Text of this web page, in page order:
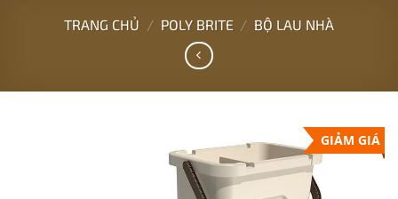
TRANG CHỦ / POLY BRITE / BỘ LAU NHÀ
GIẢM GIÁ